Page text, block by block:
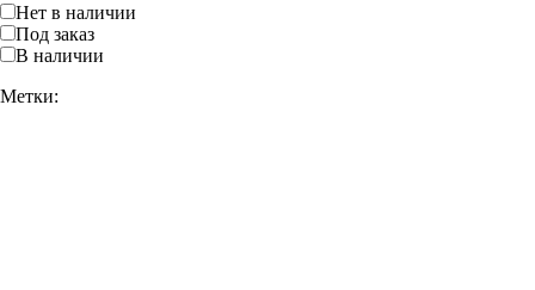
Нет в наличии
Под заказ
В наличии
Метки: